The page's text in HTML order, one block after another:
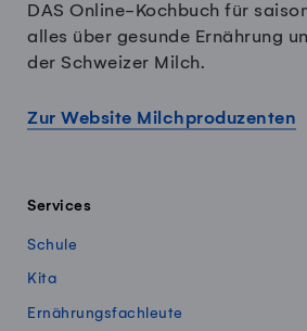
DAS Online-Kochbuch für
alles über gesunde Ernährung
der Schweizer Milch.
Zur Website Milchproduzenten
Services
Schule
Kita
Ernährungsfachleute